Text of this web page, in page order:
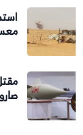
صاروخًا